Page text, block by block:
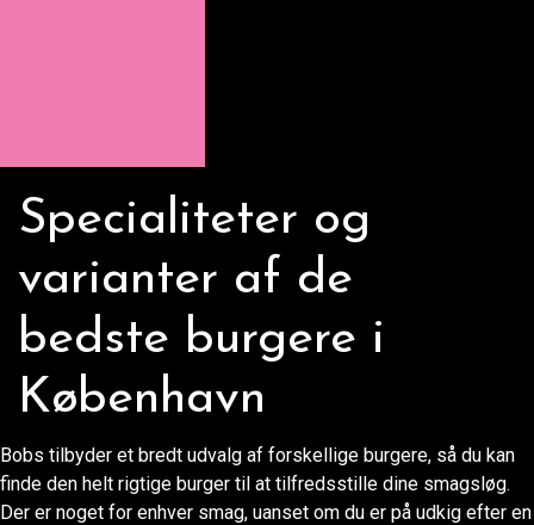
Specialiteter og
varianter af de
bedste burgere i
København
Bobs tilbyder et bredt udvalg af forskellige burgere, så du kan
finde den helt rigtige burger til at tilfredsstille dine smagsløg.
Der er noget for enhver smag, uanset om du er på udkig efter en